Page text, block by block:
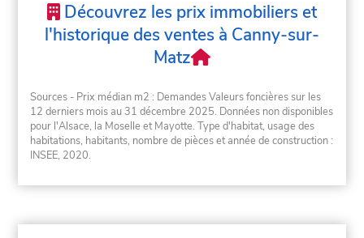
Découvrez les prix immobiliers et
l'historique des ventes à Canny-sur-
Matz
Sources - Prix médian m2 : Demandes Valeurs foncières sur les
12 derniers mois au 31 décembre 2025. Données non disponibles
pour l'Alsace, la Moselle et Mayotte. Type d'habitat, usage des
habitations, habitants, nombre de pièces et année de construction :
INSEE, 2020.